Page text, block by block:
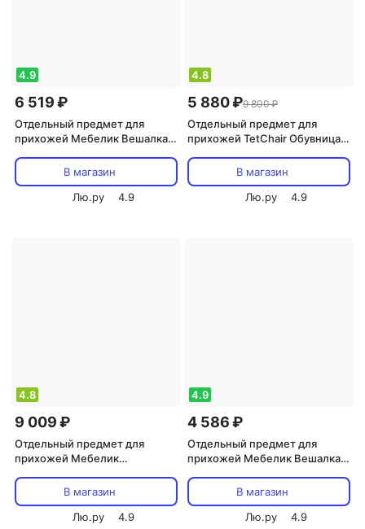
4.9
6 519 ₽
Отдельный предмет для
прихожей Мебелик Вешалка
коричневый 400*350*1080
В магазин
Лю.ру
4.9
4.8
5 880 ₽9 800 ₽
Отдельный предмет для
прихожей TetChair Обувница с
Maison Rimi (mod.TT-BH003)
В магазин
Лю.ру
4.9
4.8
9 009 ₽
Отдельный предмет для
прихожей Мебелик
4607130882382
В магазин
Лю.ру
4.9
4.9
4 586 ₽
Отдельный предмет для
прихожей Мебелик Вешалка
В магазин
Лю.ру
4.9